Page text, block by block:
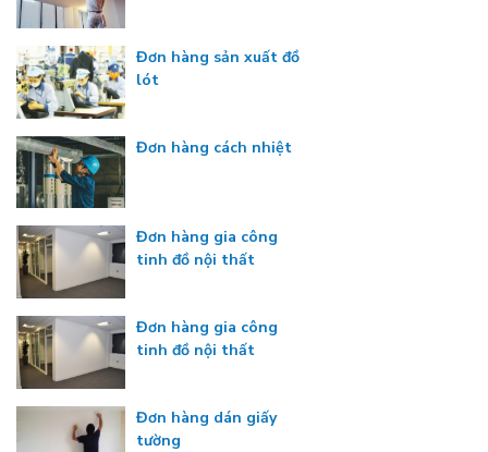
Đơn hàng sản xuất đồ
lót
Đơn hàng cách nhiệt
Đơn hàng gia công
tinh đồ nội thất
Đơn hàng gia công
tinh đồ nội thất
Đơn hàng dán giấy
tường